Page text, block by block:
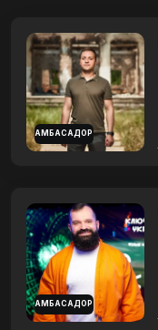
АМБАСАДОР
АМБАСАДОР